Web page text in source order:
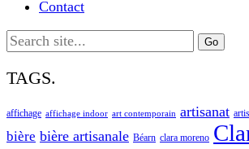
Contact
Search
for:
TAGS.
affichage affichage indoor art contemporain artisanat
bière bière artisanale Béarn clara moreno